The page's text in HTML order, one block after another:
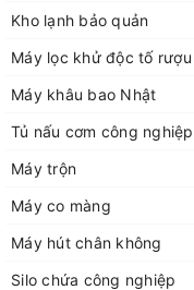
Kho lạnh bảo quản
Máy lọc khử độc tố rượu
Máy khâu bao Nhật
Tủ nấu cơm công nghiệp
Máy trộn
Máy co màng
Máy hút chân không
Silo chứa công nghiệp